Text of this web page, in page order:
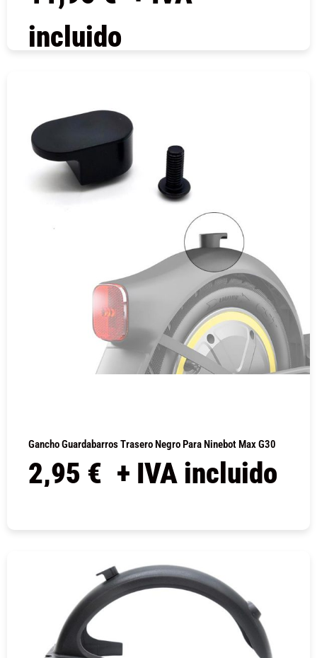
incluido
Gancho Guardabarros Trasero Negro Para Ninebot Max G30
2,95 € + IVA incluido